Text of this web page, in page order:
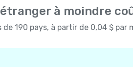
à moindre
de 190 pays, à partir de 0,04 $ par